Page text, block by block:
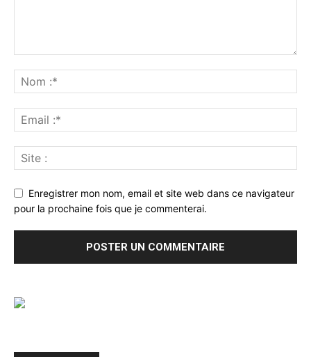
Enregistrer mon nom, email et site web dans ce navigateur
pour la prochaine fois que je commenterai.